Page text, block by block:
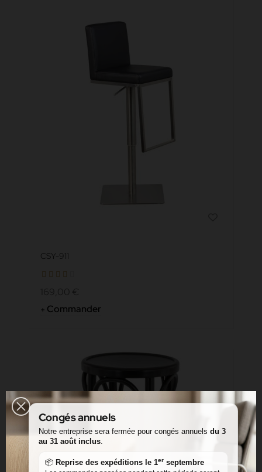
CSY-911
Commander
Congés annuels
Notre entreprise sera fermée pour congés annuels du 3
au 31 août inclus.
📦 Reprise des expéditions le 1erseptembre